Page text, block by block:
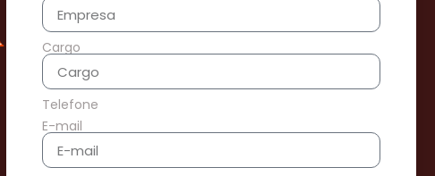
Cargo
Telefone
E-mail